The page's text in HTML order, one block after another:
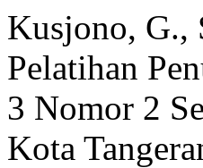
Kusjono, G.,
Pelatihan
3 Nomor 2
Kota